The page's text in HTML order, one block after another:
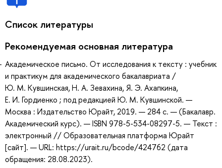
Список литературы
Рекомендуемая основная литература
Академическое письмо. От исследования к тексту : учебник
и практикум для академического бакалавриата /
Ю. М. Кувшинская, Н. А. Зевахина, Я. Э. Ахапкина,
Е. И. Гордиенко ; под редакцией Ю. М. Кувшинской. —
Москва : Издательство Юрайт, 2019. — 284 с. — (Бакалавр.
Академический курс). — ISBN 978-5-534-08297-5. — Текст :
электронный // Образовательная платформа Юрайт
[сайт]. — URL: https://urait.ru/bcode/424762 (дата
обращения: 28.08.2023).